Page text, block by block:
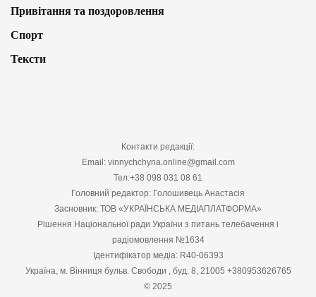
Привітання та поздоровлення
Спорт
Тексти
Контакти редакції:
Email: vinnychchyna.online@gmail.com
Тел:+38 098 031 08 61
Головний редактор: Голошивець Анастасія
Засновник: ТОВ «УКРАЇНСЬКА МЕДІАПЛАТФОРМА»
Рішення Національної ради України з питань телебачення і
радіомовлення №1634
Ідентифікатор медіа: R40-06393
Україна, м. Вінниця бульв. Свободи , буд. 8, 21005 +380953626765
© 2025